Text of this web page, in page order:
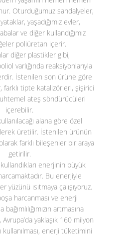
Oturduğumuz sandalyeler,
yaşadığımız evler,
ve diğer kullandığımız
poliüretan içerir.
diğer plastikler gibi,
varlığında reaksiyonlarıyla
İstenilen son ürüne göre
farklı tipte katalizörleri, şişirici
ateş söndürücüleri
içerebilir.
alana göre özel
üretilir. İstenilen ürünün
farklı bileşenler bir araya
getirilir.
enerjinin büyük
Bu enerjiyle
yüzünü ısıtmaya çalışıyoruz.
harcanması ve enerji
artmasına
yaklaşık 160 milyon
kullanılması, enerji tüketimini